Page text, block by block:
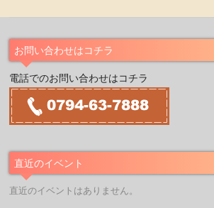
お問い合わせはコチラ
電話でのお問い合わせはコチラ
直近のイベント
直近のイベントはありません。